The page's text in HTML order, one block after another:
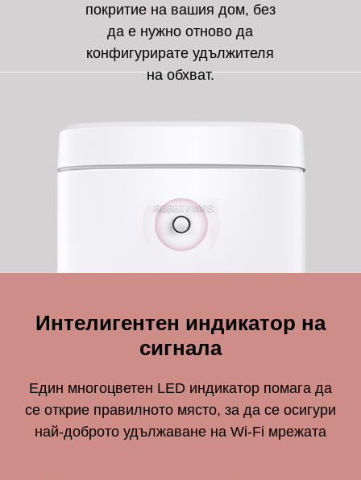
покритие на вашия дом, без
да е нужно отново да
конфигурирате удължителя
на обхват.
Интелигентен индикатор на
сигнала
Един многоцветен LED индикатор помага да
се открие правилното място, за да се осигури
най-доброто удължаване на Wi-Fi мрежата